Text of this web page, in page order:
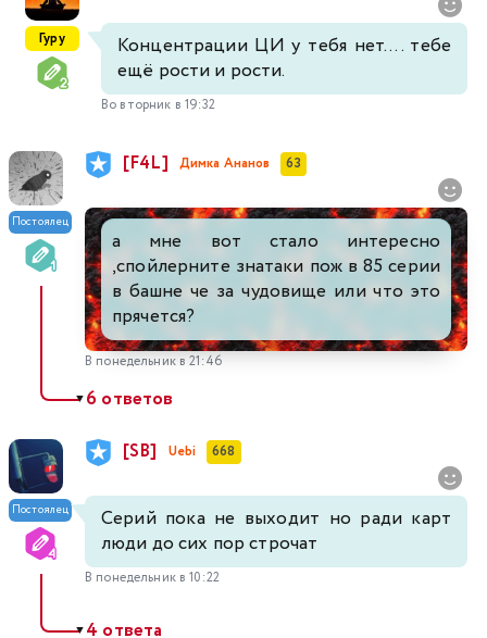
Гуру
Концентрации ЦИ у тебя нет.... тебе
ещё рости и рости.
Во вторник в 19:32
Постоялец
[F4L] Димка Ананов 63
а мне вот стало интересно
,спойлерните знатаки пож в 85 серии
в башне че за чудовище или что это
прячется?
В понедельник в 21:46
▼6 ответов
Постоялец
[SB] Uebi 668
Серий пока не выходит но ради карт
люди до сих пор строчат
В понедельник в 10:22
▼4 ответа